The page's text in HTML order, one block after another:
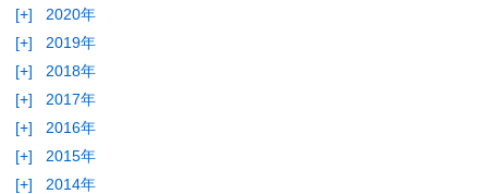
[+]
2020年
[+]
2019年
[+]
2018年
[+]
2017年
[+]
2016年
[+]
2015年
[+]
2014年